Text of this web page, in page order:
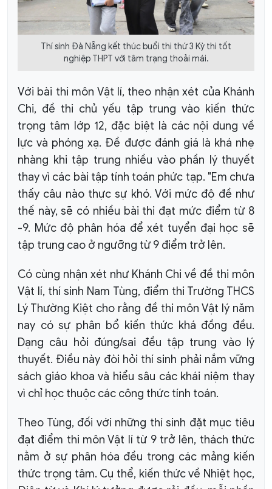
Thí sinh Đà Nẵng kết thúc buổi thi thứ 3 Kỳ thi tốt
nghiệp THPT với tâm trạng thoải mái.
Với bài thi môn Vật lí, theo nhận xét của Khánh
Chi, đề thi chủ yếu tập trung vào kiến thức
trọng tâm lớp 12, đặc biệt là các nội dung về
lực và phóng xạ. Đề được đánh giá là khá nhẹ
nhàng khi tập trung nhiều vào phần lý thuyết
thay vì các bài tập tính toán phức tạp. "Em chưa
thấy câu nào thực sự khó. Với mức độ đề như
thế này, sẽ có nhiều bài thi đạt mức điểm từ 8
-9. Mức độ phân hóa để xét tuyển đại học sẽ
tập trung cao ở ngưỡng từ 9 điểm trở lên.
Có cùng nhận xét như Khánh Chi về đề thi môn
Vật lí, thí sinh Nam Tùng, điểm thi Trường THCS
Lý Thường Kiệt cho rằng đề thi môn Vật lý năm
nay có sự phân bổ kiến thức khá đồng đều.
Dạng câu hỏi đúng/sai đều tập trung vào lý
thuyết. Điều này đòi hỏi thí sinh phải nắm vững
sách giáo khoa và hiểu sâu các khái niệm thay
vì chỉ học thuộc các công thức tính toán.
Theo Tùng, đối với những thí sinh đặt mục tiêu
đạt điểm thi môn Vật lí từ 9 trở lên, thách thức
nằm ở sự phân hóa đều trong các mảng kiến
thức trọng tâm. Cụ thể, kiến thức về Nhiệt học,